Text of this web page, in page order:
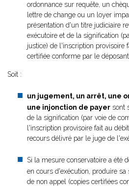
ordonnance sur requête, un
lettre de change ou un loyer
présentation d'un titre judiciaire
exécutoire et de la signification
justice) de l'inscription provisoire
certifiée conforme par le
Soit :
un jugement, un arrêt, une
une injonction de payer sont
de la signification (par voie de
l'inscription provisoire fait au
recours délivré par le juge de
Si la mesure conservatoire a été
en cours d'exécution, produire
de non appel (copies certifiées